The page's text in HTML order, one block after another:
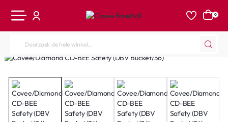
0
Doorzoek
de
winkel...